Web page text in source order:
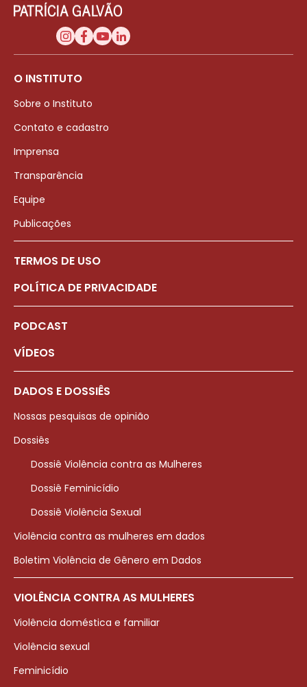
O INSTITUTO
Sobre o Instituto
Contato e cadastro
Imprensa
Transparência
Equipe
Publicações
TERMOS DE USO
POLÍTICA DE PRIVACIDADE
PODCAST
VÍDEOS
DADOS E DOSSIÊS
Nossas pesquisas de opinião
Dossiês
Dossiê Violência contra as Mulheres
Dossiê Feminicídio
Dossiê Violência Sexual
Violência contra as mulheres em dados
Boletim Violência de Gênero em Dados
VIOLÊNCIA CONTRA AS MULHERES
Violência doméstica e familiar
Violência sexual
Feminicídio